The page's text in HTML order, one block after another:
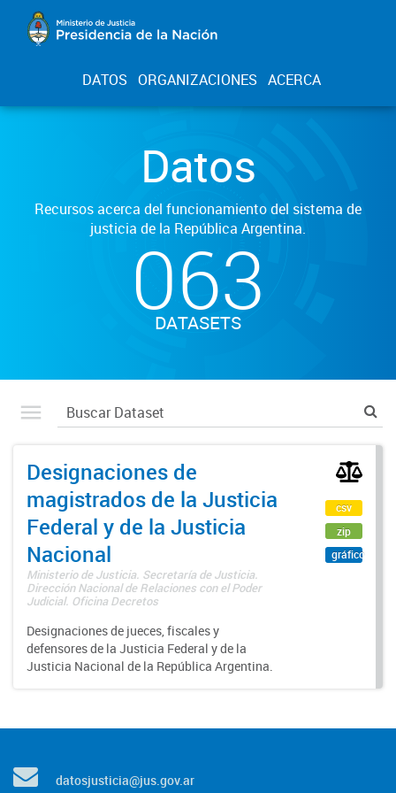
DATOS ORGANIZACIONES ACERCA
Datos
Recursos acerca del funcionamiento del sistema de
justicia de la República Argentina.
063
DATASETS
Designaciones de
magistrados de la Justicia
Federal y de la Justicia
Nacional
Ministerio de Justicia. Secretaría de Justicia.
Dirección Nacional de Relaciones con el Poder
Judicial. Oficina Decretos
Designaciones de jueces, fiscales y
defensores de la Justicia Federal y de la
Justicia Nacional de la República Argentina.
csv
zip
gráfico
datosjusticia@jus.gov.ar